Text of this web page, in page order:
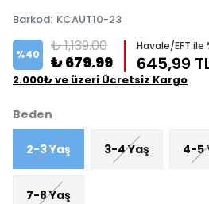
Barkod: KCAUT10-23
%40 ₺ 1,139.00
₺ 679.99
Havale/EFT ile
645,99
2.000₺ ve üzeri Ücretsiz Kargo
Beden
2-3 Yaş 3-4 Yaş 4-5
7-8 Yaş